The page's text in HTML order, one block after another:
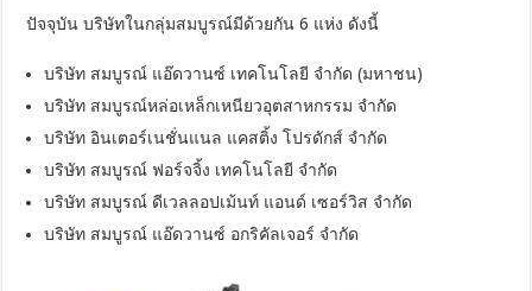
ปัจจุบัน บริษัทในกลุ่มสมบูรณ์มีด้วยกัน 6 แห่ง ดังนี้
บริษัท สมบูรณ์ แอ๊ดวานซ์ เทคโนโลยี จำกัด (มหาชน)
บริษัท สมบูรณ์หล่อเหล็กเหนียวอุตสาหกรรม จำกัด
บริษัท อินเตอร์เนชั่นแนล แคสติ้ง โปรดักส์ จำกัด
บริษัท สมบูรณ์ ฟอร์จจิ้ง เทคโนโลยี จำกัด
บริษัท สมบูรณ์ ดีเวลลอปเม้นท์ แอนด์ เซอร์วิส จำกัด
บริษัท สมบูรณ์ แอ๊ดวานซ์ อกริคัลเจอร์ จำกัด